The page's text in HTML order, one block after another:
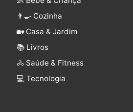
👨‍🍳 Cozinha
🏡 Casa & Jardim
📚 Livros
🚴 Saúde & Fitness
‍💻 Tecnologia